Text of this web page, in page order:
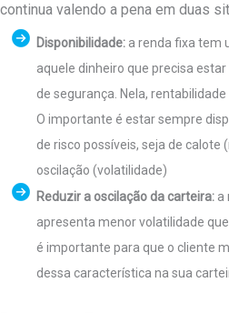
continua valendo a pena em duas
Disponibilidade: a renda fixa tem
aquele dinheiro que precisa
de segurança. Nela,
O importante é estar sempre
de risco possíveis, seja de calote
oscilação (volatilidade)
Reduzir a oscilação da carteira: a
apresenta menor volatilidade
é importante para que o cliente
dessa característica na sua